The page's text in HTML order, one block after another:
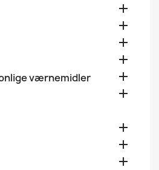




værnemidler 



